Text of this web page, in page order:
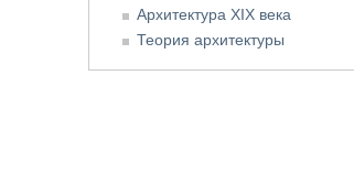
Архитектура XIX века
Теория архитектуры